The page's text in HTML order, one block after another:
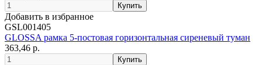
Добавить в избранное
GSL001405
GLOSSA рамка 5-постовая горизонтальная сиреневый туман
363,46 р.